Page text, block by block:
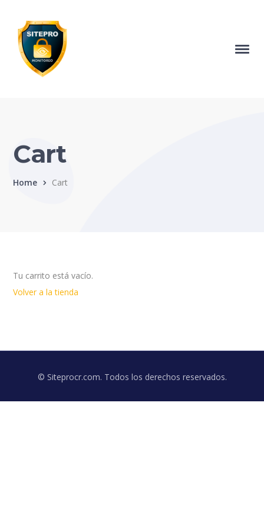
Cart
Home Cart
Tu carrito está vacío.
Volver a la tienda
© Siteprocr.com. Todos los derechos reservados.